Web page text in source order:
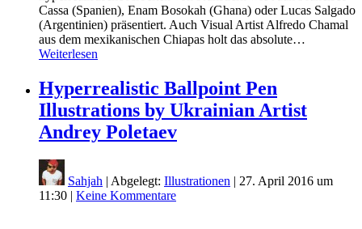
Cassa (Spanien), Enam Bosokah (Ghana) oder Lucas Salgado
(Argentinien) präsentiert. Auch Visual Artist Alfredo Chamal
aus dem mexikanischen Chiapas holt das absolute…
Weiterlesen
Hyperrealistic Ballpoint Pen
Illustrations by Ukrainian Artist
Andrey Poletaev
Sahjah | Abgelegt: Illustrationen | 27. April 2016 um
11:30 | Keine Kommentare